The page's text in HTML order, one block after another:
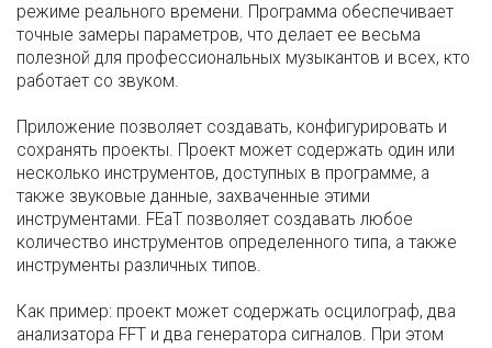
режиме реального времени. Программа обеспечивает
точные замеры параметров, что делает ее весьма
полезной для профессиональных музыкантов и всех, кто
работает со звуком.
Приложение позволяет создавать, конфигурировать и
сохранять проекты. Проект может содержать один или
несколько инструментов, доступных в программе, а
также звуковые данные, захваченные этими
инструментами. FEaT позволяет создавать любое
количество инструментов определенного типа, а также
инструменты различных типов.
Как пример: проект может содержать осцилограф, два
анализатора FFT и два генератора сигналов. При этом